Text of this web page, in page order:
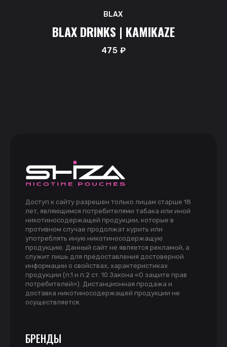
BLAX
BLAX DRINKS | KAMIKAZE
475 ₽
Доступ к сайту разрешен только лицам старше 18
лет, являющимся потребителями табака или иной
никотиносодержащей продукции, которые в
противном случае продолжат курить или
употреблять иную никотиносодержащую
продукцию. Данный сайт не является рекламой, а
служит лишь для предоставления достоверной
информации о свойствах, характеристиках
продукции (п.1 и п.2 ст. 10 Закона «О защите прав
потребителей»). Дистанционная продажа и
доставка никотиносодержащей продукции не
осуществляется.
БРЕНДЫ